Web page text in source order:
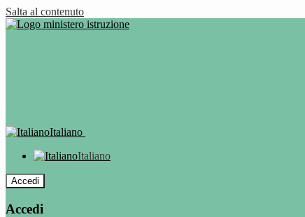
Salta al contenuto
Italiano
Italiano
Accedi
Accedi